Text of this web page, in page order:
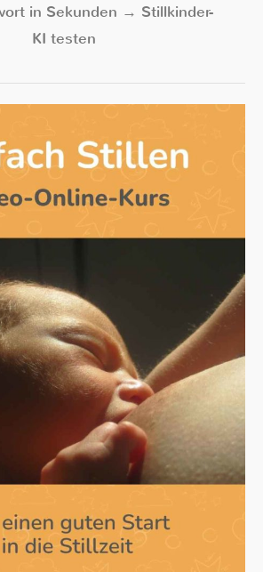
in Sekunden → Stillkinder-
KI testen